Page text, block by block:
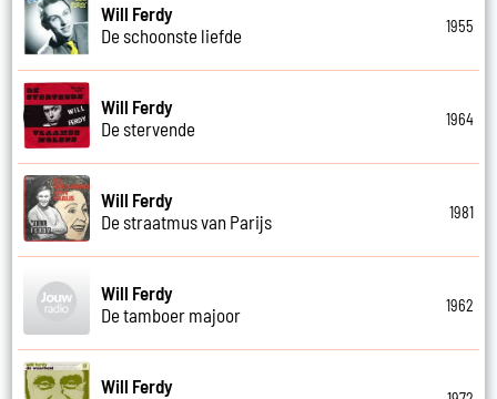
Will Ferdy
De schoonste liefde
1955
Will Ferdy
De stervende
1964
Will Ferdy
De straatmus van Parijs
1981
Will Ferdy
De tamboer majoor
1962
Will Ferdy